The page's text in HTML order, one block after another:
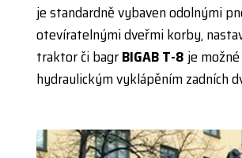
je standardně vybaven odolnými
otevíratelnými dveřmi korby,
traktor či bagrBIGAB T-8je
hydraulickým vyklápěním zadních